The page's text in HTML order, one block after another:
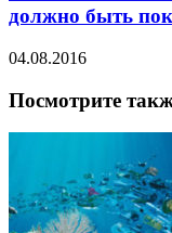
должно быть
04.08.2016
Посмотрите